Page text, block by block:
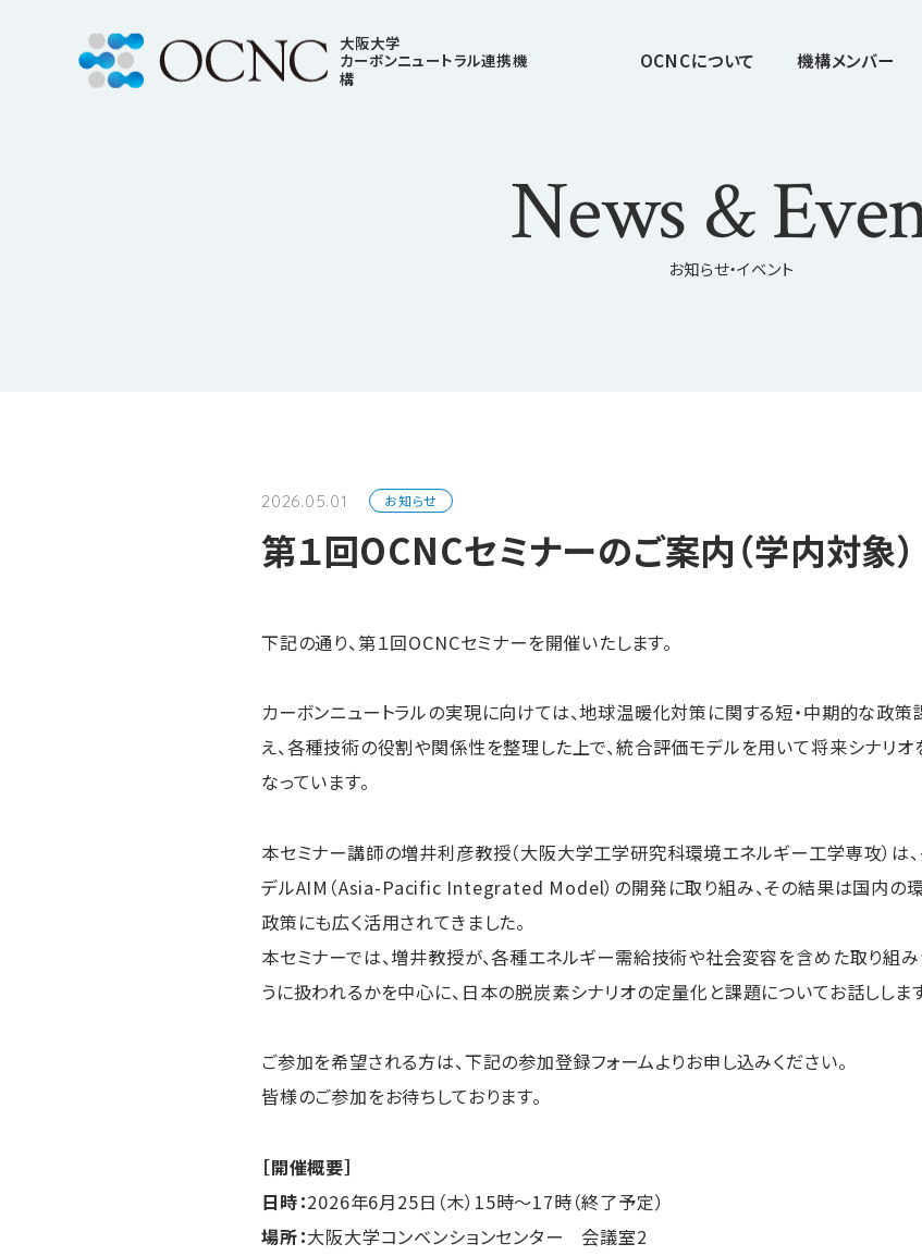
大阪大学
カーボンニュートラル連携機
構
OCNCについて 機構メンバー
News &
お知らせ・イベント
2026.05.01 お知らせ
第１回OCNCセミナーのご案内（学内対象）
下記の通り、第１回OCNCセミナーを開催いたします。
カーボンニュートラルの実現に向けては、地球温暖化対策に関する短・中期的な政
え、各種技術の役割や関係性を整理した上で、統合評価モデルを用いて将来シナリ
なっています。
本セミナー講師の増井利彦教授（大阪大学工学研究科環境エネルギー工学専攻）は
デルAIM（Asia-Pacific Integrated Model）の開発に取り組み、その結果は国内の
政策にも広く活用されてきました。
本セミナーでは、増井教授が、各種エネルギー需給技術や社会変容を含めた取り組
うに扱われるかを中心に、日本の脱炭素シナリオの定量化と課題についてお話しします
ご参加を希望される方は、下記の参加登録フォームよりお申し込みください。
皆様のご参加をお待ちしております。
［開催概要］
日時：2026年6月25日（木）15時～17時（終了予定）
場所：大阪大学コンベンションセンター 会議室2